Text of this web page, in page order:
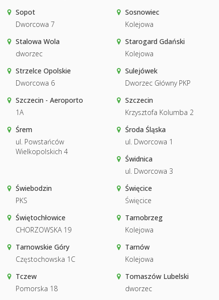
Sopot
Dworcowa 7
Sosnowiec
Kolejowa
Stalowa Wola
dworzec
Starogard Gdański
Kolejowa
Strzelce Opolskie
Dworcowa 6
Sulejówek
Dworzec Główny PKP
Szczecin - Aeroporto
1A
Szczecin
Krzysztofa Kolumba 2
Śrem
ul. Powstańców
Wielkopolskich 4
Środa Śląska
ul. Dworcowa 1
Świdnica
ul. Dworcowa 3
Świebodzin
PKS
Święcice
Święcice
Świętochłowice
CHORZOWSKA 19
Tarnobrzeg
Kolejowa
Tarnowskie Góry
Częstochowska 1C
Tarnów
Kolejowa
Tczew
Pomorska 18
Tomaszów Lubelski
dworzec